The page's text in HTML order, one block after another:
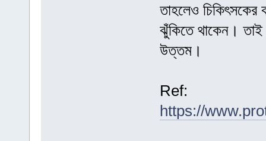
তাহলেও চিকিৎসকের
ঝুঁকিতে থাকেন। তাই
উত্তম।
Ref:
https://